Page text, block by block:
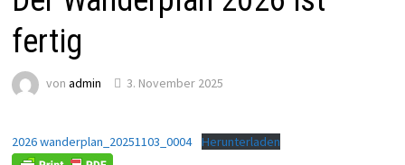
fertig
von admin 3. November 2025
2026 wanderplan_20251103_0004 Herunterladen